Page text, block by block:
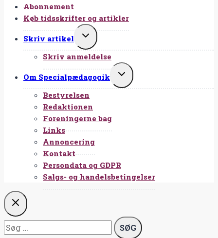
Abonnement
Køb tidsskrifter og artikler
Skriv artikel
SKIFT
UNDERMENU
Skriv anmeldelse
Om Specialpædagogik
SKIFT
UNDERMENU
Bestyrelsen
Redaktionen
Foreningerne bag
Links
Annoncering
Kontakt
Persondata og GDPR
Salgs- og handelsbetingelser
Søg